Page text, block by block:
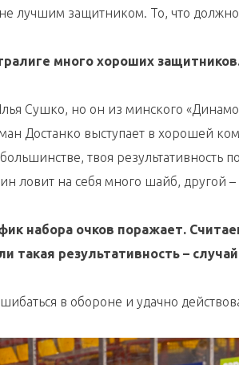
лучшим защитником. То, что
много хороших
Сушко, но он из минского
Достанко выступает в хорошей
твоя результативность
ловит на себя много шайб, другой –
набора очков поражает.
такая результативность –
в обороне и удачно